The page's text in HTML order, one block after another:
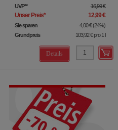
UVP** 16,99 €
Unser Preis* 12,99 €
Sie sparen 4,00 € (24%)
Grundpreis
103,92 €pro 1 l
Details